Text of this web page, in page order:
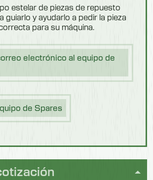
550703M
estelar de piezas de repuesto
guiarlo y ayudarlo a pedir la pieza
para su máquina.
electrónico al equipo de
de Spares